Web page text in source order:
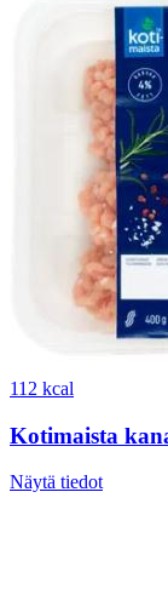
112 kcal
Kotimaista
Näytä tiedot